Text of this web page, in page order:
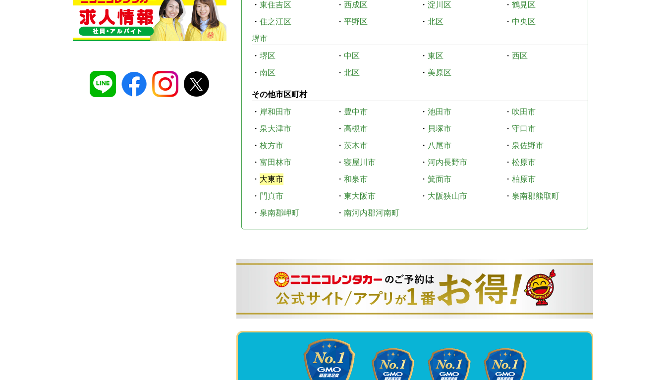
・ 東住吉区 ・ 西成区 ・ 淀川区 ・ 鶴見区
・ 住之江区 ・ 平野区 ・ 北区 ・ 中央区
堺市
・ 堺区 ・ 中区 ・ 東区 ・ 西区
・ 南区 ・ 北区 ・ 美原区
その他市区町村
・ 岸和田市 ・ 豊中市 ・ 池田市 ・ 吹田市
・ 泉大津市 ・ 高槻市 ・ 貝塚市 ・ 守口市
・ 枚方市 ・ 茨木市 ・ 八尾市 ・ 泉佐野市
・ 富田林市 ・ 寝屋川市 ・ 河内長野市 ・ 松原市
・ 大東市 ・ 和泉市 ・ 箕面市 ・ 柏原市
・ 門真市 ・ 東大阪市 ・ 大阪狭山市 ・ 泉南郡熊取町
・ 泉南郡岬町 ・ 南河内郡河南町